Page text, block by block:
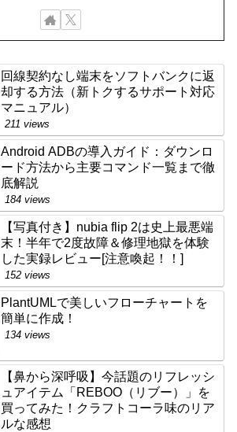
回線契約なし端末をソフトバンクに返
却する方法（新トクするサポート対応
マニュアル）
211 views
Android ADBの導入ガイド：ダウンロ
ード方法から主要コマンド一覧まで徹
底解説
184 views
【写真付き】nubia flip 2は史上最悪端
末！半年で2度故障＆修理地獄を体験
した実録レビュー[注意喚起！！]
152 views
PlantUMLで美しいフローチャートを
簡単に作成！
134 views
【鼻から深呼吸】今話題のリフレッシ
ュアイテム「REBOO（リブー）」を
買ってみた！クラフトコーラ味のリア
ルな感想